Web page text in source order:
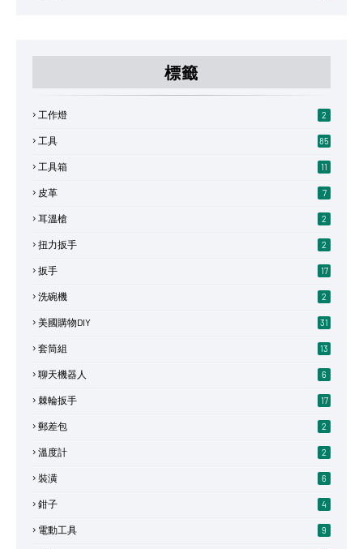
標籤
工作燈 2
工具 85
工具箱 11
皮革 7
耳溫槍 2
扭力扳手 2
扳手 17
洗碗機 2
美國購物DIY 31
套筒組 13
聊天機器人 6
棘輪扳手 17
郵差包 2
溫度計 2
裝潢 6
鉗子 4
電動工具 9